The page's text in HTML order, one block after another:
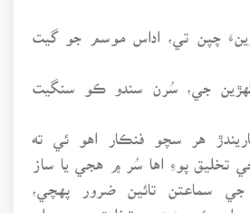
چپن تي، اداس موسم جو گيت
گهڙين جي، سُرن سندو ڪو سنگيت
هر سچو فنڪار اهو ئي ته
تخليق پوءِ اها سُر ۾ هجي يا ساز
سماعتن تائين ضرور پهچي،
اهو ئي پنهنجي تخليق جو معراج